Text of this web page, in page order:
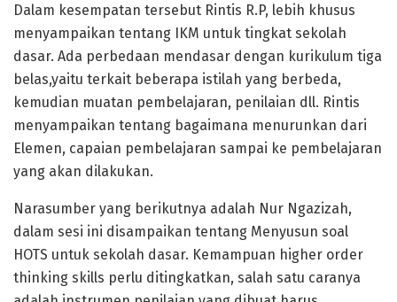
Dalam kesempatan tersebut Rintis R.P, lebih khusus
menyampaikan tentang IKM untuk tingkat sekolah
dasar. Ada perbedaan mendasar dengan kurikulum tiga
belas,yaitu terkait beberapa istilah yang berbeda,
kemudian muatan pembelajaran, penilaian dll. Rintis
menyampaikan tentang bagaimana menurunkan dari
Elemen, capaian pembelajaran sampai ke pembelajaran
yang akan dilakukan.
Narasumber yang berikutnya adalah Nur Ngazizah,
dalam sesi ini disampaikan tentang Menyusun soal
HOTS untuk sekolah dasar. Kemampuan higher order
thinking skills perlu ditingkatkan, salah satu caranya